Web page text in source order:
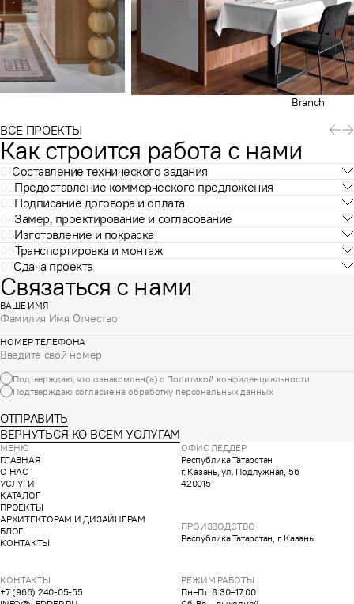
ВСЕ ПРОЕКТЫ
Как строится работа с нами
01Составление технического задания
02Предоставление коммерческого предложения
03Подписание договора и оплата
04Замер, проектирование и согласование
05Изготовление и покраска
06Транспортировка и монтаж
07Сдача проекта
Связаться с нами
ВАШЕ ИМЯ
НОМЕР ТЕЛЕФОНА
Подтверждаю, что ознакомлен(а) с Политикой конфиденциальности
Подтверждаю согласие на обработку персональных данных
ОТПРАВИТЬ
ВЕРНУТЬСЯ КО ВСЕМ УСЛУГАМ
МЕНЮ
ГЛАВНАЯ
О НАС
УСЛУГИ
КАТАЛОГ
ПРОЕКТЫ
АРХИТЕКТОРАМ И ДИЗАЙНЕРАМ
БЛОГ
КОНТАКТЫ
КОНТАКТЫ
+7 (966) 240-05-55
РЕЖИМ РАБОТЫ
Пн–Пт: 8:30–17:00
ОФИС ЛЕДДЕР
Республика Татарстан
г. Казань, ул. Подлужная, 56
420015
ПРОИЗВОДСТВО
Республика Татарстан, г. Казань